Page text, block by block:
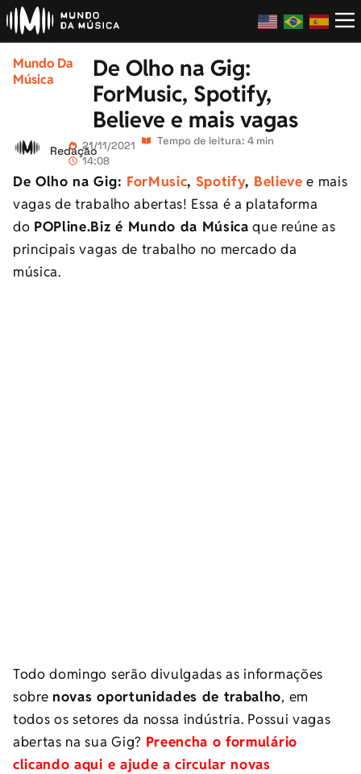
Mundo Da
Música
De Olho na Gig:
ForMusic, Spotify,
Believe e mais vagas
Redação21/11/2021
14:08
Tempo de leitura: 4 min
De Olho na Gig: ForMusic, Spotify, Believe e mais
vagas de trabalho abertas! Essa é a plataforma
do POPline.Biz é Mundo da Música que reúne as
principais vagas de trabalho no mercado da
música.
Todo domingo serão divulgadas as informações
sobre novas oportunidades de trabalho, em
todos os setores da nossa indústria. Possui vagas
abertas na sua Gig? Preencha o formulário
clicando aqui e ajude a circular novas